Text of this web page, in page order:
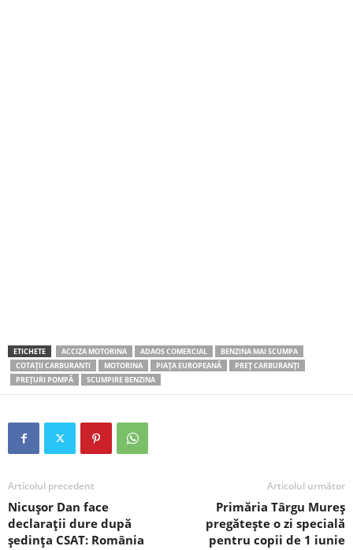
ETICHETE ACCIZA MOTORINA ADAOS COMERCIAL
BENZINA MAI SCUMPA
COTAȚII CARBURANTI
MOTORINA PIAȚA EUROPEANĂ
PREȚ CARBURANȚI
PREȚURI POMPĂ
SCUMPIRE BENZINA
Articolul precedent
Nicușor Dan face
declarații dure după
ședința CSAT: România
Articolul următor
Primăria Târgu Mureș
pregătește o zi specială
pentru copii de 1 iunie